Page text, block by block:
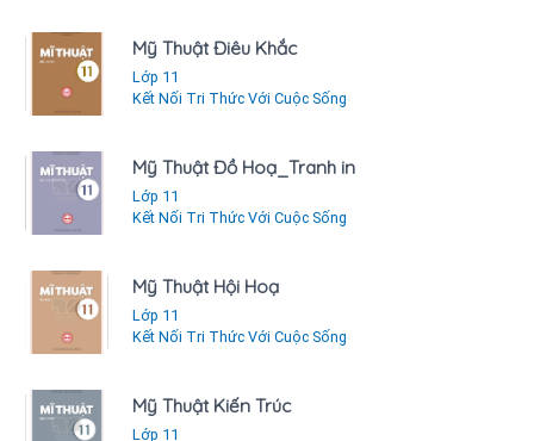
Mỹ Thuật Điêu Khắc
Lớp 11
Kết Nối Tri Thức Với Cuộc Sống
Mỹ Thuật Đồ Hoạ_Tranh in
Lớp 11
Kết Nối Tri Thức Với Cuộc Sống
Mỹ Thuật Hội Hoạ
Lớp 11
Kết Nối Tri Thức Với Cuộc Sống
Mỹ Thuật Kiến Trúc
Lớp 11